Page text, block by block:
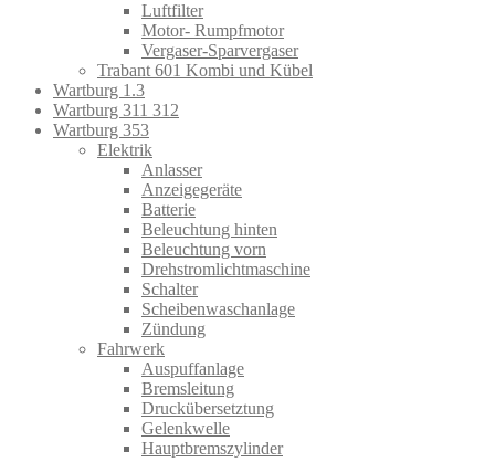
Luftfilter
Motor- Rumpfmotor
Vergaser-Sparvergaser
Trabant 601 Kombi und Kübel
Wartburg 1.3
Wartburg 311 312
Wartburg 353
Elektrik
Anlasser
Anzeigegeräte
Batterie
Beleuchtung hinten
Beleuchtung vorn
Drehstromlichtmaschine
Schalter
Scheibenwaschanlage
Zündung
Fahrwerk
Auspuffanlage
Bremsleitung
Druckübersetztung
Gelenkwelle
Hauptbremszylinder